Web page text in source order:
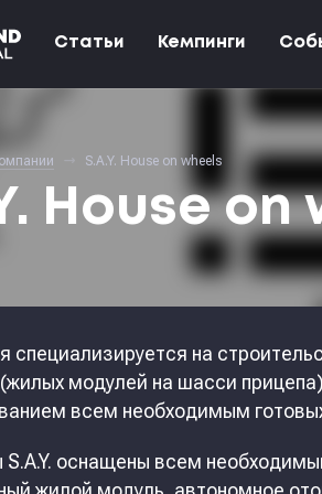
Статьи Кемпинги
S.A.Y. House on wheels
House on
специализируется на
модулей на шасси
всем необходимым
S.A.Y. оснащены всем